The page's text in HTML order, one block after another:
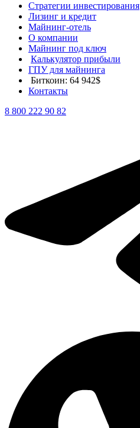
Стратегии инвестирования
Лизинг и кредит
Майнинг-отель
О компании
Майнинг под ключ
Калькулятор прибыли
ГПУ для майнинга
Биткоин: 64 942$
Контакты
8 800 222 90 82